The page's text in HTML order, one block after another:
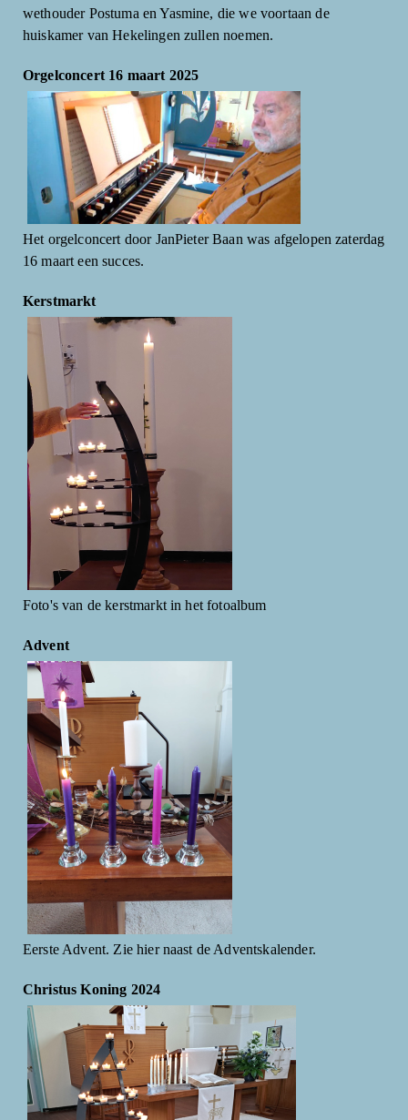
wethouder Postuma en Yasmine, die we voortaan de
huiskamer van Hekelingen zullen noemen.
Orgelconcert 16 maart 2025
Het orgelconcert door JanPieter Baan was afgelopen zaterdag
16 maart een succes.
Kerstmarkt
Foto's van de kerstmarkt in het fotoalbum
Advent
Eerste Advent. Zie hier naast de Adventskalender.
Christus Koning 2024